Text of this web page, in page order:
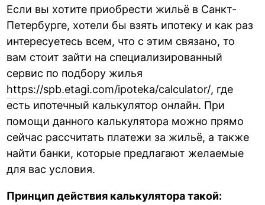
Если вы хотите приобрести жильё в Санкт-
Петербурге, хотели бы взять ипотеку и как раз
интересуетесь всем, что с этим связано, то
вам стоит зайти на специализированный
сервис по подбору жилья
https://spb.etagi.com/ipoteka/calculator/, где
есть ипотечный калькулятор онлайн. При
помощи данного калькулятора можно прямо
сейчас рассчитать платежи за жильё, а также
найти банки, которые предлагают желаемые
для вас условия.
Принцип действия калькулятора такой: